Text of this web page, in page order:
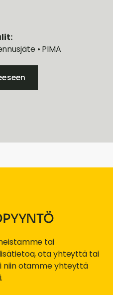
• PIMA
tai
ota yhteyttä tai
niin otamme yhteyttä